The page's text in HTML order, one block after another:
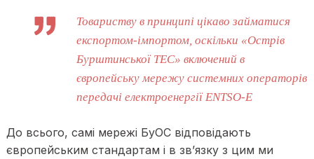
Товариству в принципі цікаво займатися
експортом-імпортом, оскільки «Острів
Бурштинської ТЕС» включений в
європейську мережу системних операторів
передачі електроенергії ENTSO-E
До всього, самі мережі БуОС відповідають
європейським стандартам і в зв’язку з цим ми